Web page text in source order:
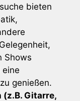
bieten
Shows
eine
genießen.
Gitarre,